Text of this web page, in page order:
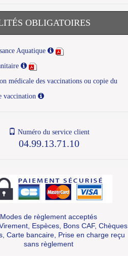
OBLIGATOIRES
Aquatique
médicale des vaccinations ou copie du
vaccination
Numéro du service client
04.99.13.71.10
Modes de règlement acceptés
Espèces, Bons CAF, Chèques
Carte bancaire, Prise en charge reçu
sans règlement